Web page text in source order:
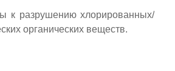
к разрушению хлорированных/
органических веществ.